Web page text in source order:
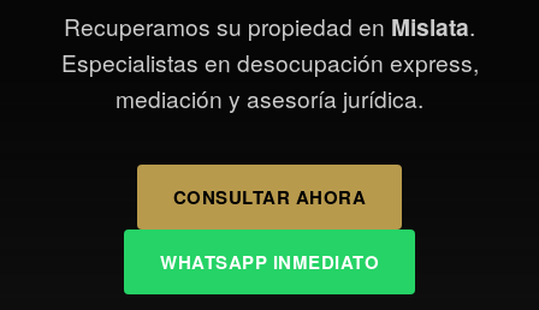
Recuperamos su propiedad en Mislata.
Especialistas en desocupación express,
mediación y asesoría jurídica.
CONSULTAR AHORA
WHATSAPP INMEDIATO